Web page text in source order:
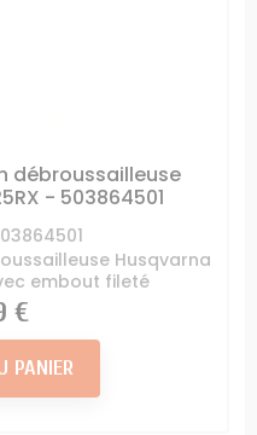
débroussailleuse
- 503864501
Husqvarna
embout fileté
€
PANIER